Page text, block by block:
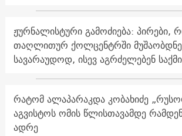
ჟურნალისტური გამოძიება: პირები,
თაღლითურ ქოლცენტრში
სავარაუდოდ, ისევ აგრძელებენ
რატომ ალაპარაკდა კობახიძე
აგვისტოს ომის წლისთავამდე
ადრე